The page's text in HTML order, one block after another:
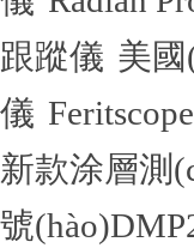
跟蹤儀 美國
儀
新款涂層測
號